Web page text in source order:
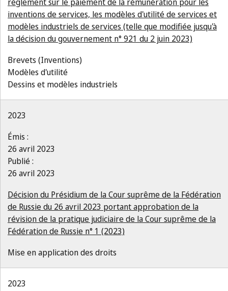
inventions de services, les modèles d'utilité de services et
modèles industriels de services (telle que modifiée jusqu'à
la décision du gouvernement n° 921 du 2 juin 2023)
Brevets (Inventions)
Modèles d'utilité
Dessins et modèles industriels
2023
Émis :
26 avril 2023
Publié :
26 avril 2023
Décision du Présidium de la Cour suprême de la Fédération
de Russie du 26 avril 2023 portant approbation de la
révision de la pratique judiciaire de la Cour suprême de la
Fédération de Russie n° 1 (2023)
Mise en application des droits
2023